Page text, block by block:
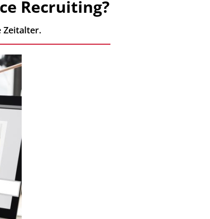
Recruiting?
Zeitalter.